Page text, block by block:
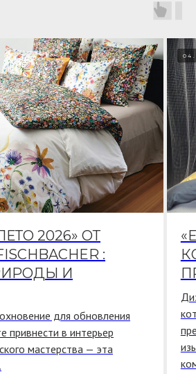
2026» ОТ
:
И
для обновления
привнести в интерьер
мастерства — эта